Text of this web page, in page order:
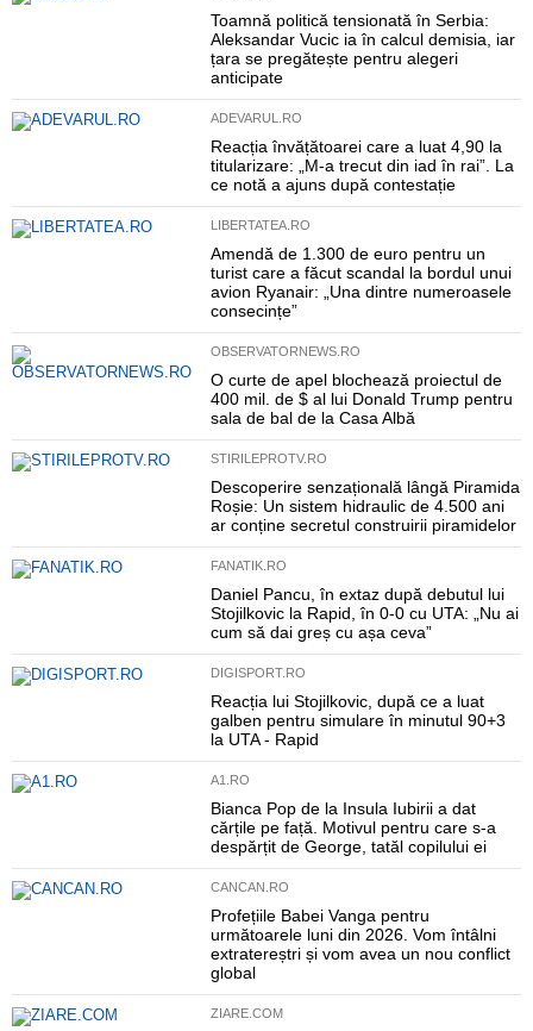
Toamnă politică tensionată în Serbia:
Aleksandar Vucic ia în calcul demisia, iar
țara se pregătește pentru alegeri
anticipate
ADEVARUL.RO
Reacția învățătoarei care a luat 4,90 la
titularizare: „M-a trecut din iad în rai”. La
ce notă a ajuns după contestație
LIBERTATEA.RO
Amendă de 1.300 de euro pentru un
turist care a făcut scandal la bordul unui
avion Ryanair: „Una dintre numeroasele
consecințe”
OBSERVATORNEWS.RO
O curte de apel blochează proiectul de
400 mil. de $ al lui Donald Trump pentru
sala de bal de la Casa Albă
STIRILEPROTV.RO
Descoperire senzațională lângă Piramida
Roșie: Un sistem hidraulic de 4.500 ani
ar conține secretul construirii piramidelor
FANATIK.RO
Daniel Pancu, în extaz după debutul lui
Stojilkovic la Rapid, în 0-0 cu UTA: „Nu ai
cum să dai greș cu așa ceva”
DIGISPORT.RO
Reacția lui Stojilkovic, după ce a luat
galben pentru simulare în minutul 90+3
la UTA - Rapid
A1.RO
Bianca Pop de la Insula Iubirii a dat
cărțile pe față. Motivul pentru care s-a
despărțit de George, tatăl copilului ei
CANCAN.RO
Profețiile Babei Vanga pentru
următoarele luni din 2026. Vom întâlni
extratereștri și vom avea un nou conflict
global
ZIARE.COM